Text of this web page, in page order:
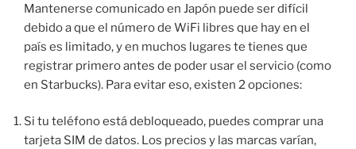
Mantenerse comunicado en Japón puede ser difícil
debido a que el número de WiFi libres que hay en el
país es limitado, y en muchos lugares te tienes que
registrar primero antes de poder usar el servicio (como
en Starbucks). Para evitar eso, existen 2 opciones:
Si tu teléfono está debloqueado, puedes comprar una
tarjeta SIM de datos. Los precios y las marcas varían,